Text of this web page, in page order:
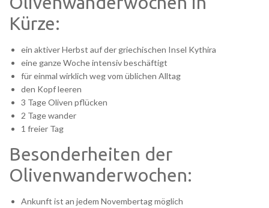
Kürze:
ein aktiver Herbst auf der griechischen Insel Kythira
eine ganze Woche intensiv beschäftigt
für einmal wirklich weg vom üblichen Alltag
den Kopf leeren
3 Tage Oliven pflücken
2 Tage wander
1 freier Tag
Besonderheiten der
Olivenwanderwochen:
Ankunft ist an jedem Novembertag möglich